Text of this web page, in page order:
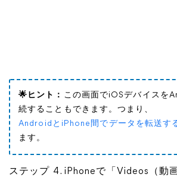
🌟ヒント： この画面でiOSデバイスを
続することもできます。つまり、
AndroidとiPhone間でデータを転送す
ます。
ステップ 4. iPhoneで「Videos（動